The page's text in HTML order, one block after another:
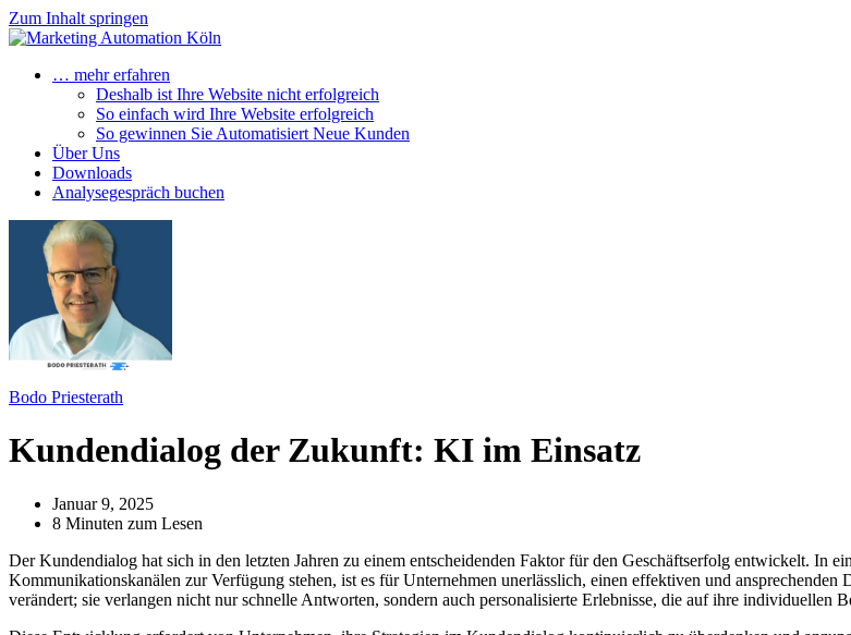
Zum Inhalt springen
… mehr erfahren
Deshalb ist Ihre Website nicht erfolgreich
So einfach wird Ihre Website erfolgreich
So gewinnen Sie Automatisiert Neue Kunden
Über Uns
Downloads
Analysegespräch buchen
Bodo Priesterath
Kundendialog der Zukunft: KI im Einsatz
Januar 9, 2025
8 Minuten zum Lesen
Der Kundendialog hat sich in den letzten Jahren zu einem entscheidenden Faktor für den Geschäftserfolg entwickelt. In
Kommunikationskanälen zur Verfügung stehen, ist es für Unternehmen unerlässlich, einen effektiven und
verändert; sie verlangen nicht nur schnelle Antworten, sondern auch personalisierte Erlebnisse, die auf ihre individuellen